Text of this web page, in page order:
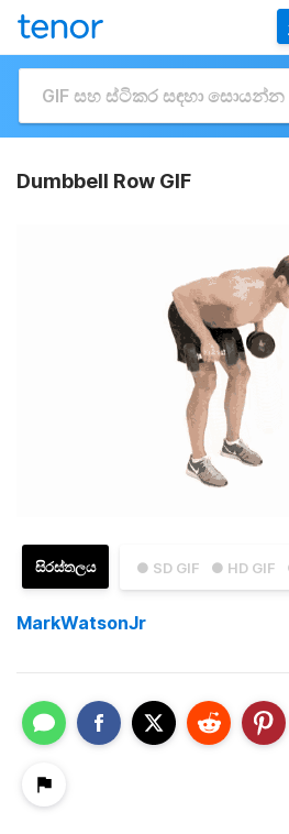
Dumbbell Row GIF
● SD GIF ● HD GIF
සිරස්තලය
MarkWatsonJr